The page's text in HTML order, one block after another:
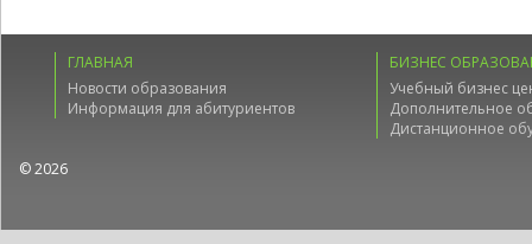
ГЛАВНАЯ
Новости образования
Информация для абитуриентов
БИЗНЕС
Учебный бизнес
Дополнительное
Дистанционное
© 2026